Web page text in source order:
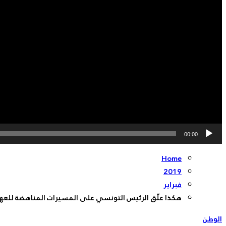
00:00
Home
2019
فبراير
هكذا علّق الرئيس التونسي على المسيرات المناهضة
الوطن